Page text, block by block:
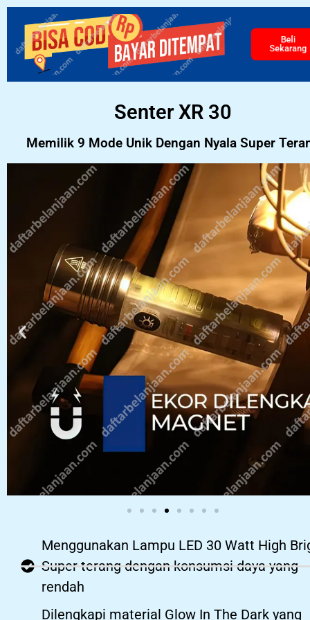
Beli
Sekarang
Senter XR 30
Memilik 9 Mode Unik Dengan Nyala Super
Menggunakan Lampu LED 30 Watt High
Super terang dengan konsumsi daya yang
rendah
Dilengkapi material Glow In The Dark yang